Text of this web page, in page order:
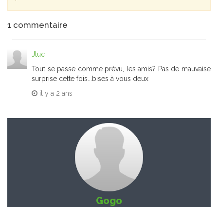
1 commentaire
Jluc
Tout se passe comme prévu, les amis? Pas de mauvaise
surprise cette fois...bises à vous deux
il y a 2 ans
Gogo